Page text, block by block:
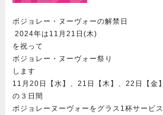
ボジョレー・ヌーヴォーの解禁日
2024年は11月21日(木)
を祝って
ボジョレー・ヌーヴォー祭り
します
11月20日【水】、21日【木】、22日【金】
の３日間
ボジョレーヌーヴォーをグラス1杯サービス